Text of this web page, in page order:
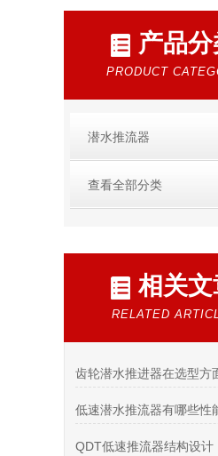
产品
PRODUCT
潜水推流器
查看全部分类
相关文
RELATED
低速潜水推流器有哪些性
QDT低速推流器结构设计